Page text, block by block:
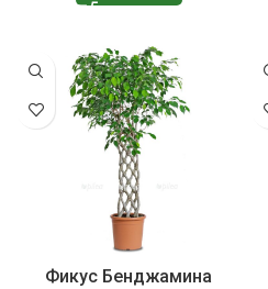
Фикус Бенджамина